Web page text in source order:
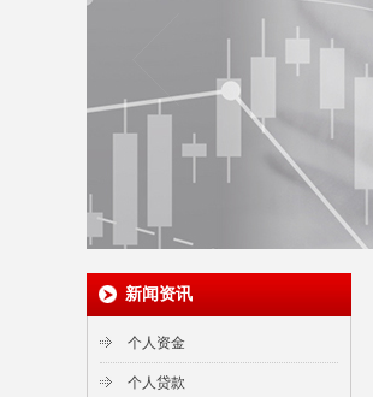
新闻资讯
个人资金
个人贷款